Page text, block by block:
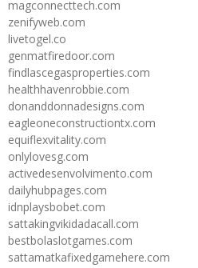
magconnecttech.com
zenifyweb.com
livetogel.co
genmatfiredoor.com
findlascegasproperties.com
healthhavenrobbie.com
donanddonnadesigns.com
eagleoneconstructiontx.com
equiflexvitality.com
onlylovesg.com
activedesenvolvimento.com
dailyhubpages.com
idnplaysbobet.com
sattakingvikidadacall.com
bestbolaslotgames.com
sattamatkafixedgamehere.com